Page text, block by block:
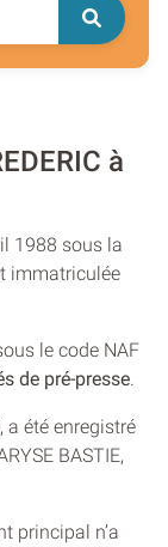
à
1988 sous la
immatriculée
le code NAF
de pré-presse
a été enregistré
BASTIE,
principal n’a